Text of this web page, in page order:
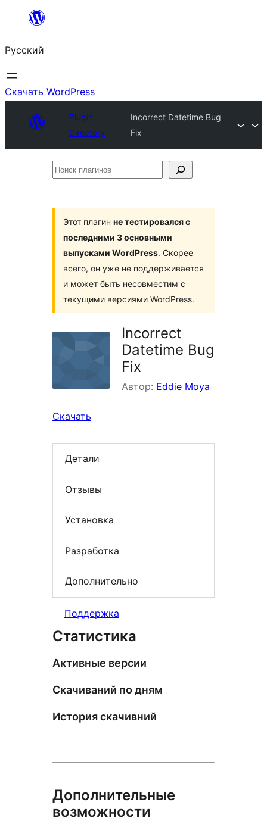
Перейти
содержимому
Русский
Скачать WordPress
Plugin
Directory
Incorrect Datetime Bug
Fix
Поиск
Этот плагин не тестировался с
последними 3 основными
выпусками WordPress. Скорее
всего, он уже не поддерживается
и может быть несовместим с
текущими версиями WordPress.
Incorrect
Datetime Bug
Fix
Автор: Eddie Moya
Скачать
Детали
Отзывы
Установка
Разработка
Дополнительно
Поддержка
Статистика
Активные версии
Скачиваний по дням
История скачивний
Дополнительные
возможности